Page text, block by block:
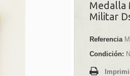
Medalla
Militar
Referencia
Condición: